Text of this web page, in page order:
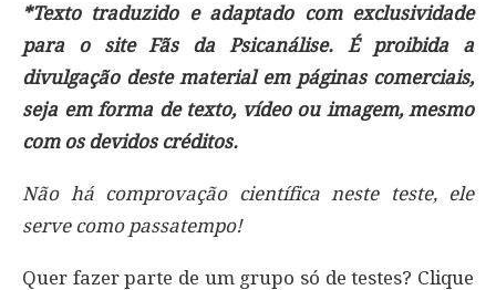
*Texto traduzido e adaptado com exclusividade
para o site Fãs da Psicanálise. É proibida a
divulgação deste material em páginas comerciais,
seja em forma de texto, vídeo ou imagem, mesmo
com os devidos créditos.
Não há comprovação científica neste teste, ele
serve como passatempo!
Quer fazer parte de um grupo só de testes? Clique